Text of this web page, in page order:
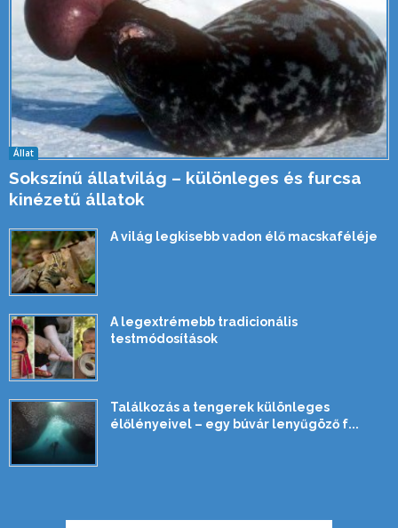
Állat
Sokszínű állatvilág – különleges és furcsa
kinézetű állatok
A világ legkisebb vadon élő macskaféléje
A legextrémebb tradicionális
testmódosítások
Találkozás a tengerek különleges
élőlényeivel – egy búvár lenyűgöző f...